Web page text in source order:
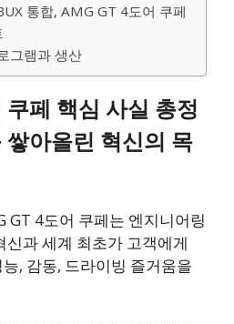
통합, AMG GT 4도어 쿠페
그램과 생산
페 핵심 사실 총정
아올린 혁신의 목
GT 4도어 쿠페는 엔지니어링
신과 세계 최초가 고객에게
, 감동, 드라이빙 즐거움을